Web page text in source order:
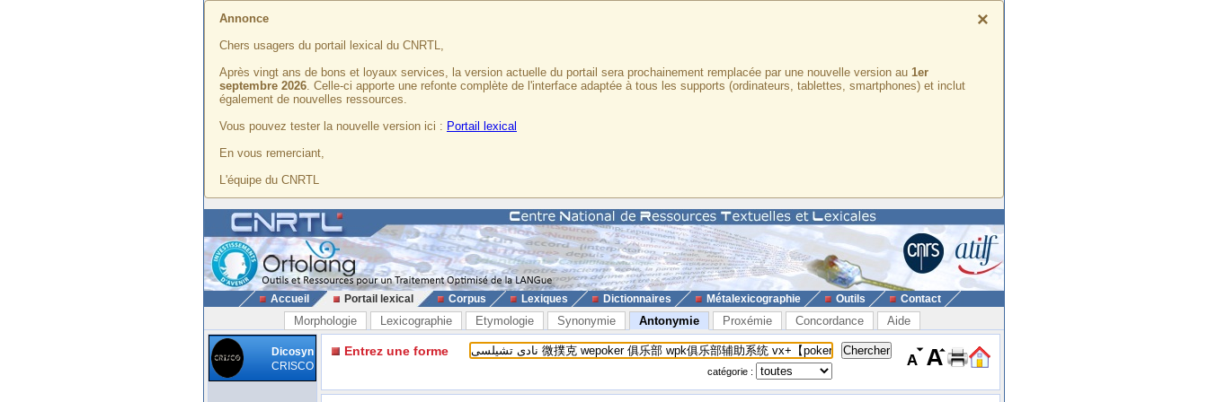
×
Annonce
Chers usagers du portail lexical du CNRTL,
Après vingt ans de bons et loyaux services, la version actuelle du portail sera prochainement remplacée par une nouvelle version au 1er
septembre 2026. Celle-ci apporte une refonte complète de l'interface adaptée à tous les supports (ordinateurs, tablettes, smartphones) et inclut
également de nouvelles ressources.
Vous pouvez tester la nouvelle version ici : Portail lexical
En vous remerciant,
L'équipe du CNRTL
Accueil Portail lexical Corpus Lexiques Dictionnaires Métalexicographie Outils Contact
Morphologie Lexicographie Etymologie Synonymie Antonymie Proxémie Concordance Aide
Dicosyn
CRISCO
Entrez une forme
catégorie :